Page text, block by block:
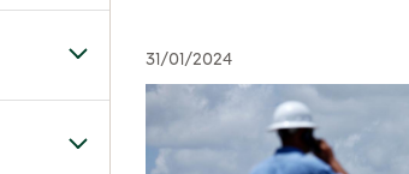
Alternar submenu de Nossas vozes
Alternar submenu de Multimídia
31/01/2024